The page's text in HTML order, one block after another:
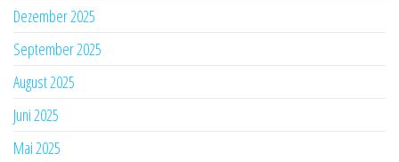
Dezember 2025
September 2025
August 2025
Juni 2025
Mai 2025